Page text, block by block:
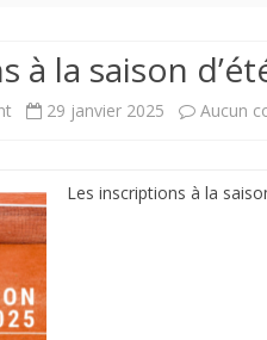
à la saison
29 janvier 2025 Aucun
Les inscriptions à la